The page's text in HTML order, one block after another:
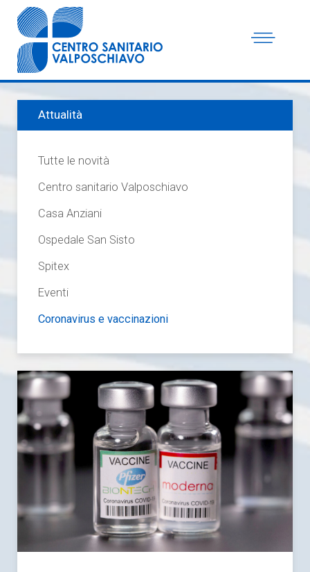
Attualità
Tutte le novità
Centro sanitario Valposchiavo
Casa Anziani
Ospedale San Sisto
Spitex
Eventi
Coronavirus e vaccinazioni